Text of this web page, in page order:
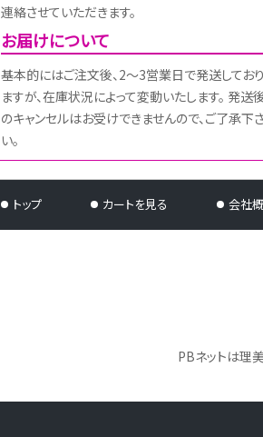
連絡させていただきます。
お届けについて
基本的にはご注文後、2～3営業日で発送しており
ますが、在庫状況によって変動いたします。 発送
のキャンセルはお受けできませんので、ご了承下
い。
トップ カートを見る 会社
PBネットは理